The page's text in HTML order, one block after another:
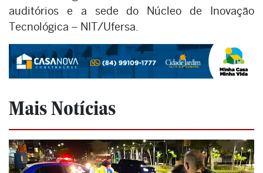
auditórios e a sede do Núcleo de Inovação
Tecnológica – NIT/Ufersa.
Mais Notícias